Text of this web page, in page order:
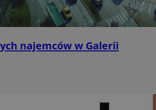
najemców w Galerii